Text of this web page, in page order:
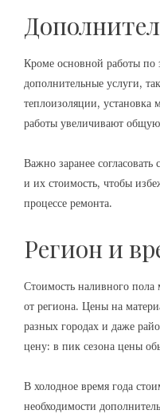
Кроме основной работы по
дополнительные услуги,
теплоизоляции, установка
работы увеличивают общую
Важно заранее
и их стоимость, чтобы
процессе ремонта.
Регион и
Стоимость наливного пола
от региона. Цены на
разных городах и даже
цену: в пик сезона цены
В холодное время года
необходимости